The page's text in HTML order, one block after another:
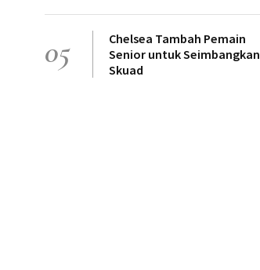
05
Chelsea Tambah Pemain
Senior untuk Seimbangkan
Skuad